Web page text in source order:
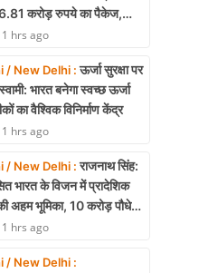
करोड़ रुपये का पैकेज,
पर मुहर
hrs ago
/ New Delhi :ऊर्जा सुरक्षा पर
भारत बनेगा स्वच्छ ऊर्जा
का वैश्विक विनिर्माण केंद्र
hrs ago
/ New Delhi :राजनाथ सिंह:
भारत के विजन में प्रादेशिक
अहम भूमिका, 10 करोड़ पौधे
रिकॉर्ड
hrs ago
/ New Delhi :